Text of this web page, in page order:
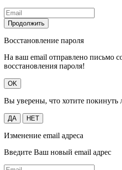
Продолжить
Восстановление пароля
На ваш email отправлено письмо
восстановления пароля!
OK
Вы уверены, что хотите покинуть
ДА НЕТ
Изменение email адреса
Введите Ваш новый email адрес